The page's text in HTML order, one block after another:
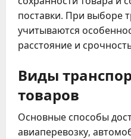
поставки. При выборе
учитываются
расстояние и
Виды
товаров
Основные способы
авиаперевозку,